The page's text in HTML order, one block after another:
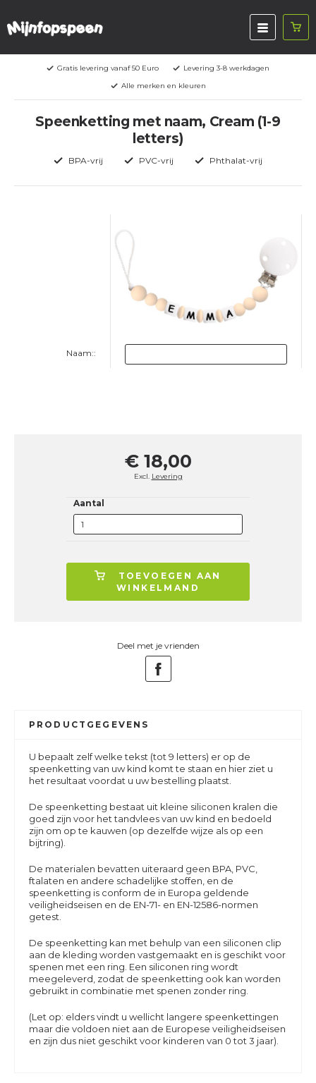
Gratis levering vanaf 50 Euro
Levering 3-8 werkdagen
Alle merken en kleuren
Speenketting met naam, Cream (1-9
letters)
BPA-vrij PVC-vrij Phthalat-vrij
Naam::
€ 18,00
Excl. Levering
Aantal
TOEVOEGEN AAN
WINKELMAND
Deel met je vrienden
PRODUCTGEGEVENS
U bepaalt zelf welke tekst (tot 9 letters) er op de
speenketting van uw kind komt te staan en hier ziet u
het resultaat voordat u uw bestelling plaatst.
De speenketting bestaat uit kleine siliconen kralen die
goed zijn voor het tandvlees van uw kind en bedoeld
zijn om op te kauwen (op dezelfde wijze als op een
bijtring).
De materialen bevatten uiteraard geen BPA, PVC,
ftalaten en andere schadelijke stoffen, en de
speenketting is conform de in Europa geldende
veiligheidseisen en de EN-71- en EN-12586-normen
getest.
De speenketting kan met behulp van een siliconen clip
aan de kleding worden vastgemaakt en is geschikt voor
spenen met een ring. Een siliconen ring wordt
meegeleverd, zodat de speenketting ook kan worden
gebruikt in combinatie met spenen zonder ring.
(Let op: elders vindt u wellicht langere speenkettingen
maar die voldoen niet aan de Europese veiligheidseisen
en zijn dus niet geschikt voor kinderen van 0 tot 3 jaar).